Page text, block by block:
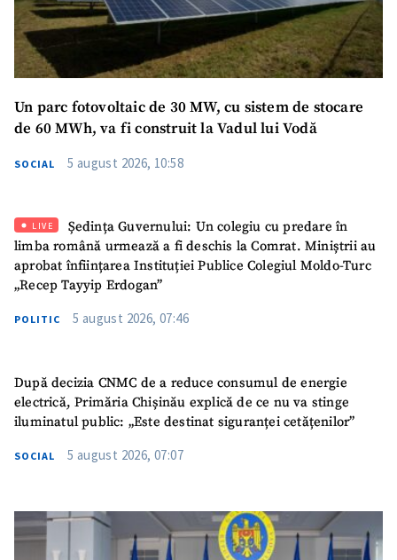
Un parc fotovoltaic de 30 MW, cu sistem de stocare
de 60 MWh, va fi construit la Vadul lui Vodă
SOCIAL 5 august 2026, 10:58
LIVE
Ședința Guvernului: Un colegiu cu predare în
limba română urmează a fi deschis la Comrat. Miniștrii au
aprobat înființarea Instituției Publice Colegiul Moldo-Turc
„Recep Tayyip Erdogan”
POLITIC 5 august 2026, 07:46
După decizia CNMC de a reduce consumul de energie
electrică, Primăria Chișinău explică de ce nu va stinge
iluminatul public: „Este destinat siguranței cetățenilor”
SOCIAL 5 august 2026, 07:07